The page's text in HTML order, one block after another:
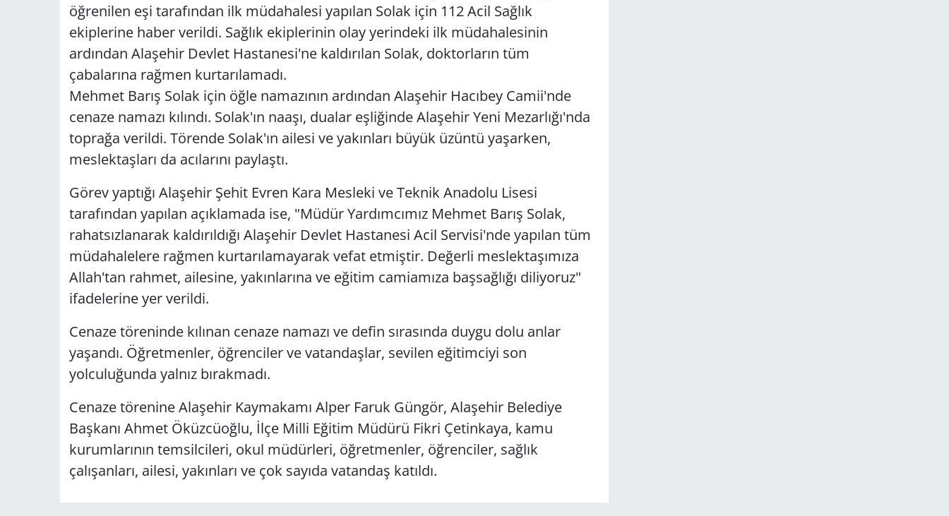
öğrenilen eşi tarafından ilk müdahalesi yapılan Solak için 112 Acil Sağlık
ekiplerine haber verildi. Sağlık ekiplerinin olay yerindeki ilk müdahalesinin
ardından Alaşehir Devlet Hastanesi'ne kaldırılan Solak, doktorların tüm
çabalarına rağmen kurtarılamadı.
Mehmet Barış Solak için öğle namazının ardından Alaşehir Hacıbey Camii'nde
cenaze namazı kılındı. Solak'ın naaşı, dualar eşliğinde Alaşehir Yeni Mezarlığı'nda
toprağa verildi. Törende Solak'ın ailesi ve yakınları büyük üzüntü yaşarken,
meslektaşları da acılarını paylaştı.
Görev yaptığı Alaşehir Şehit Evren Kara Mesleki ve Teknik Anadolu Lisesi
tarafından yapılan açıklamada ise, "Müdür Yardımcımız Mehmet Barış Solak,
rahatsızlanarak kaldırıldığı Alaşehir Devlet Hastanesi Acil Servisi'nde yapılan tüm
müdahalelere rağmen kurtarılamayarak vefat etmiştir. Değerli meslektaşımıza
Allah'tan rahmet, ailesine, yakınlarına ve eğitim camiamıza başsağlığı diliyoruz"
ifadelerine yer verildi.
Cenaze töreninde kılınan cenaze namazı ve defin sırasında duygu dolu anlar
yaşandı. Öğretmenler, öğrenciler ve vatandaşlar, sevilen eğitimciyi son
yolculuğunda yalnız bırakmadı.
Cenaze törenine Alaşehir Kaymakamı Alper Faruk Güngör, Alaşehir Belediye
Başkanı Ahmet Öküzcüoğlu, İlçe Milli Eğitim Müdürü Fikri Çetinkaya, kamu
kurumlarının temsilcileri, okul müdürleri, öğretmenler, öğrenciler, sağlık
çalışanları, ailesi, yakınları ve çok sayıda vatandaş katıldı.